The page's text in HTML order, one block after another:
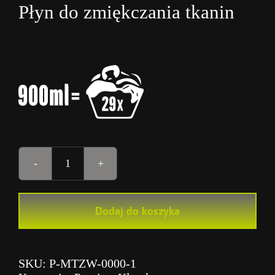
Płyn do zmiękczania tkanin
Ilość
Płyn
do
Płukania
–
*W
Dodaj do koszyka
SKU: P-MTZW-0000-1